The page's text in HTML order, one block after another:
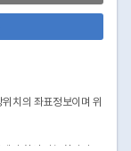
치의 좌표정보이며 위